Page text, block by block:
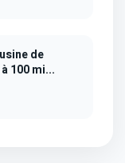
de
100 mi...